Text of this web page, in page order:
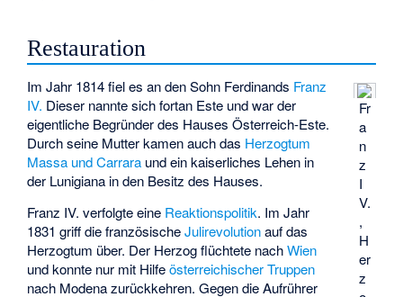
Restauration
Fr
a
n
z
I
V.
,
H
er
z
Im Jahr 1814 fiel es an den Sohn Ferdinands Franz
IV. Dieser nannte sich fortan Este und war der
eigentliche Begründer des Hauses Österreich-Este.
Durch seine Mutter kamen auch das Herzogtum
Massa und Carrara und ein kaiserliches Lehen in
der Lunigiana in den Besitz des Hauses.
Franz IV. verfolgte eine Reaktionspolitik. Im Jahr
1831 griff die französischeJulirevolutionauf das
Herzogtum über. Der Herzog flüchtete nachWien
und konnte nur mit Hilfeösterreichischer Truppen
nach Modena zurückkehren. Gegen die Aufrührer